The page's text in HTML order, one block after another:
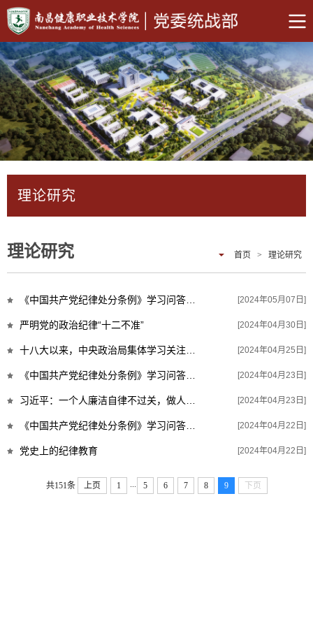
理论研究
理论研究 首页 > 理论研究
[2024年05月07日]
严明党的政治纪律“十二不准” [2024年04月30日]
[2024年04月25日]
[2024年04月23日]
[2024年04月23日]
[2024年04月22日]
党史上的纪律教育 [2024年04月22日]
共151条 上页 1 ... 5 6 7 8 9 下页